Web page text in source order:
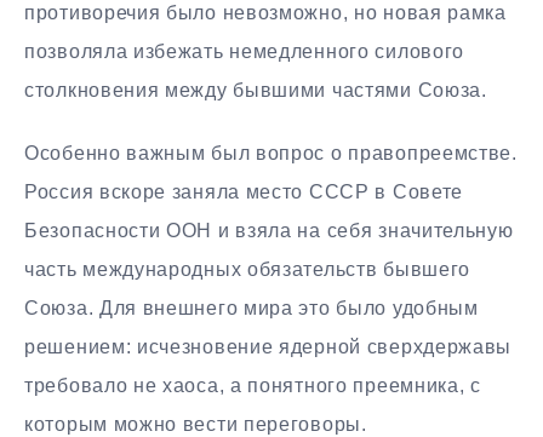
противоречия было невозможно, но новая рамка
позволяла избежать немедленного силового
столкновения между бывшими частями Союза.
Особенно важным был вопрос о правопреемстве.
Россия вскоре заняла место СССР в Совете
Безопасности ООН и взяла на себя значительную
часть международных обязательств бывшего
Союза. Для внешнего мира это было удобным
решением: исчезновение ядерной сверхдержавы
требовало не хаоса, а понятного преемника, с
которым можно вести переговоры.